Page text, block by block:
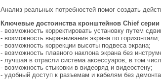
Анализ реальных потребностей помог создать
Ключевые достоинства кронштейнов Chief
- возможность корректировать установку путем
- возможность выравнивания экрана по горизонтали;
- возможность коррекции высоты подвеса экрана;
- возможность плавного наклона экрана без
- лучшая в отрасли система аксессуаров, в том
- возможность стыковки в видеоряд и видеостену;
- удобный доступ к разъемам и кабелям без